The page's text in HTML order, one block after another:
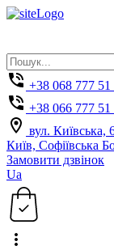
+38 068 777 51
+38 066 777 51
вул. Київська,
Київ, Софіївська
Замовити дзвінок
Ua